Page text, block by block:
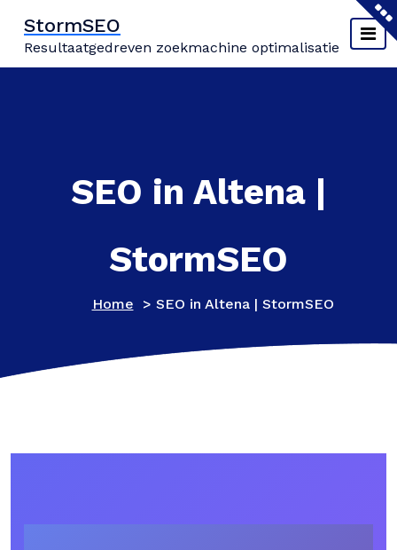
inhoud
springen
StormSEO
Resultaatgedreven zoekmachine optimalisatie
SEO in Altena |
StormSEO
Home > SEO in Altena | StormSEO